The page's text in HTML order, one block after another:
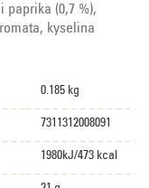
paprika (0,7 %),
kyselina
0.185 kg
7311312008091
1980kJ/473 kcal